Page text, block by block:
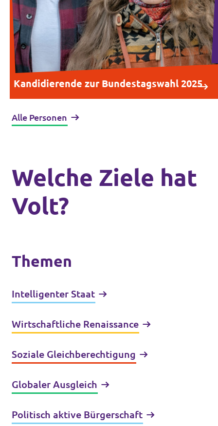
Kandidierende zur Bundestagswahl 2025
Alle Personen
Welche Ziele hat
Volt?
Themen
Intelligenter Staat
Wirtschaftliche Renaissance
Soziale Gleichberechtigung
Globaler Ausgleich
Politisch aktive Bürgerschaft